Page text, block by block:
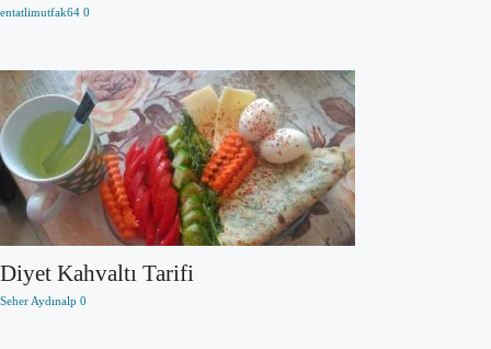
entatlimutfak64 0
Diyet Kahvaltı Tarifi
Seher Aydınalp 0